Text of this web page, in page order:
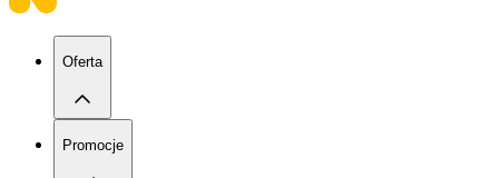
Oferta
Promocje